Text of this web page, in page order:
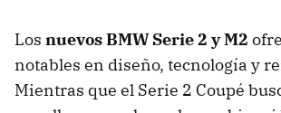
Los nuevos BMW Serie 2 y M2
notables en diseño, tecnología y
Mientras que el Serie 2 Coupé